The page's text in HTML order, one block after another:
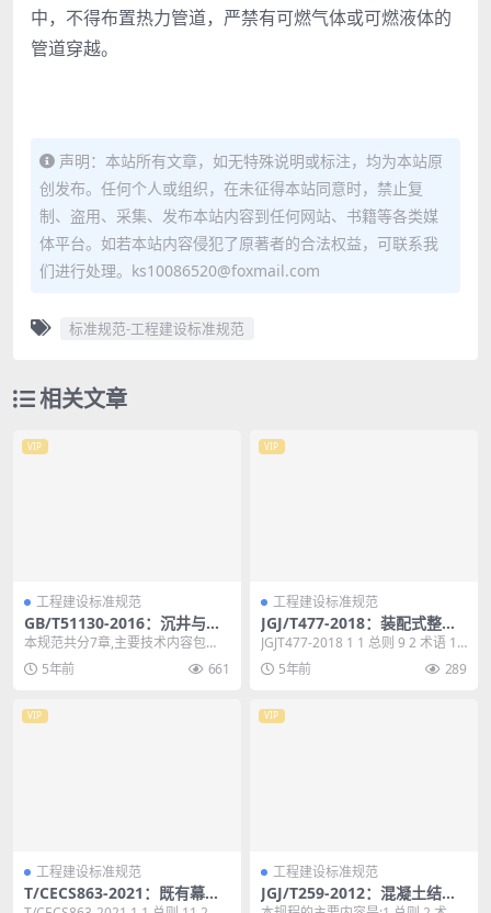
中，不得布置热力管道，严禁有可燃气体或可燃液体的
管道穿越。
声明：本站所有文章，如无特殊说明或标注，均为本站原
创发布。任何个人或组织，在未征得本站同意时，禁止复
制、盗用、采集、发布本站内容到任何网站、书籍等各类媒
体平台。如若本站内容侵犯了原著者的合法权益，可联系我
们进行处理。ks10086520@foxmail.com
标准规范-工程建设标准规范
相关文章
VIP
工程建设标准规范
GB/T51130-2016：沉井与气
压沉箱施工规范
本规范共分7章,主要技术内容包
括：总则、术语和符号、基本规
定、计算与验算、制作与...
5年前 661
VIP
工程建设标准规范
JGJ/T477-2018：装配式整体
厨房应用技术标准
JGJT477-2018 1 1 总则 9 2 术语 10
3 基本规定 11 ...
5年前 289
VIP
工程建设标准规范
T/CECS863-2021：既有幕墙
VIP
工程建设标准规范
JGJ/T259-2012：混凝土结构